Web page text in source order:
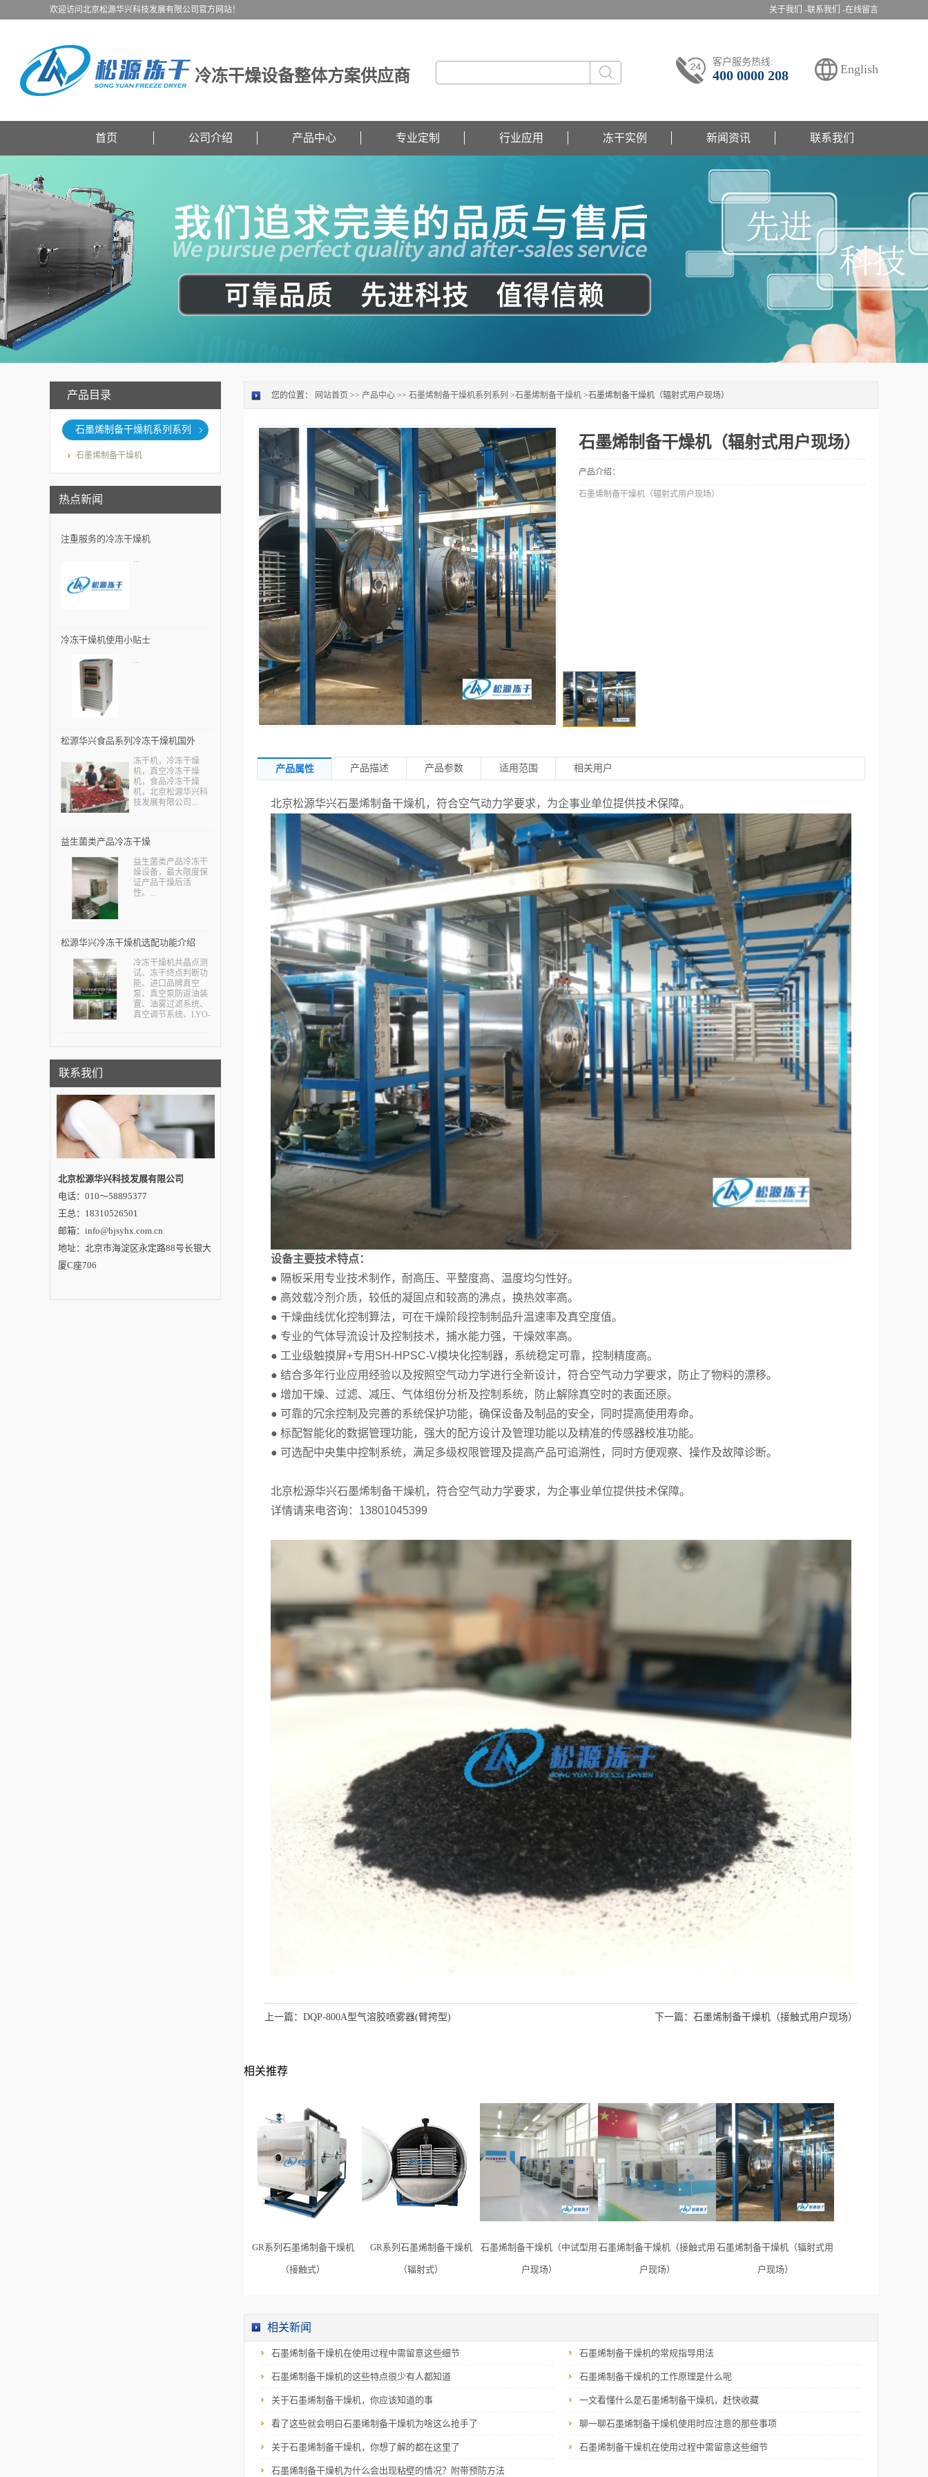
关于我们 -联系我们 -在线留言
欢迎访问北京松源华兴科技发展有限公司官方网站！
English
客户服务热线:
400 0000 208
冷冻干燥设备整体方案供应商
首页 公司介绍 产品中心 专业定制 行业应用 冻干实例 新闻资讯 联系我们
产品目录
石墨烯制备干燥机系列系列
石墨烯制备干燥机
热点新闻
注重服务的冷冻干燥机
...
冷冻干燥机使用小贴士
...
松源华兴食品系列冷冻干燥机国外
用户—土耳其
冻干机，冷冻干燥
机，真空冷冻干燥
机，食品冷冻干燥
机，北京松源华兴科
技发展有限公司...
益生菌类产品冷冻干燥
益生菌类产品冷冻干
燥设备，最大限度保
证产品干燥后活
性。...
松源华兴冷冻干燥机选配功能介绍
冷冻干燥机共晶点测
试、冻干终点判断功
能、进口品牌真空
泵、真空泵防返油装
置、油雾过滤系统、
真空调节系统、LYO-
联系我们
北京松源华兴科技发展有限公司
电话：010～58895377
王总：18310526501
邮箱：info@bjsyhx.com.cn
地址：北京市海淀区永定路88号长银大
厦C座706
您的位置： 网站首页 >> 产品中心 >> 石墨烯制备干燥机系列系列 >石墨烯制备干燥机 >石墨烯制备干燥机（辐射式用户现场）
石墨烯制备干燥机（辐射式用户现场）
产品介绍：
石墨烯制备干燥机（辐射式用户现场）
产品属性 产品描述 产品参数 适用范围 相关用户
北京松源华兴石墨烯制备干燥机，符合空气动力学要求，为企事业单位提供技术保障。
设备主要技术特点：
● 隔板采用专业技术制作，耐高压、平整度高、温度均匀性好。
● 高效载冷剂介质，较低的凝固点和较高的沸点，换热效率高。
● 干燥曲线优化控制算法，可在干燥阶段控制制品升温速率及真空度值。
● 专业的气体导流设计及控制技术，捕水能力强，干燥效率高。
● 工业级触摸屏+专用SH-HPSC-V模块化控制器，系统稳定可靠，控制精度高。
● 结合多年行业应用经验以及按照空气动力学进行全新设计，符合空气动力学要求，防止了物料的漂移。
● 增加干燥、过滤、减压、气体组份分析及控制系统，防止解除真空时的表面还原。
● 可靠的冗余控制及完善的系统保护功能，确保设备及制品的安全，同时提高使用寿命。
● 标配智能化的数据管理功能，强大的配方设计及管理功能以及精准的传感器校准功能。
● 可选配中央集中控制系统，满足多级权限管理及提高产品可追溯性，同时方便观察、操作及故障诊断。
北京松源华兴石墨烯制备干燥机，符合空气动力学要求，为企事业单位提供技术保障。
详情请来电咨询：13801045399
上一篇： DQP-800A型气溶胶喷雾器(臂挎型) 下一篇： 石墨烯制备干燥机（接触式用户现场）
相关推荐
GR系列石墨烯制备干燥机
（接触式）
GR系列石墨烯制备干燥机
（辐射式）
石墨烯制备干燥机（中试型用
户现场）
石墨烯制备干燥机（接触式用
户现场）
石墨烯制备干燥机（辐射式用
户现场）
相关新闻
石墨烯制备干燥机在使用过程中需留意这些细节 石墨烯制备干燥机的常规指导用法
石墨烯制备干燥机的这些特点很少有人都知道 石墨烯制备干燥机的工作原理是什么呢
关于石墨烯制备干燥机，你应该知道的事 一文看懂什么是石墨烯制备干燥机，赶快收藏
看了这些就会明白石墨烯制备干燥机为啥这么抢手了 聊一聊石墨烯制备干燥机使用时应注意的那些事项
关于石墨烯制备干燥机，你想了解的都在这里了 石墨烯制备干燥机在使用过程中需留意这些细节
石墨烯制备干燥机为什么会出现粘壁的情况？附带预防方法